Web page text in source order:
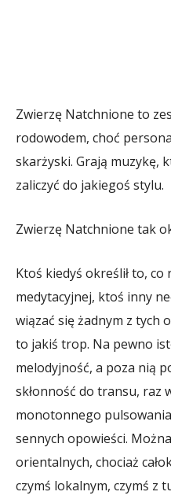
Zwierzę Natchnione to
rodowodem, choć
skarżyski. Grają muzykę,
zaliczyć do jakiegoś stylu.
Zwierzę Natchnione tak
Ktoś kiedyś określił to,
medytacyjnej, ktoś inny
wiązać się żadnym z tych
to jakiś trop. Na pewno
melodyjność, a poza nią
skłonność do transu, raz
monotonnego
sennych opowieści.
orientalnych, chociaż
czymś lokalnym, czymś z